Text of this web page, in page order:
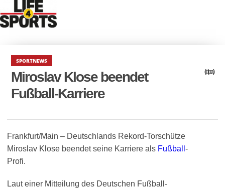
SPORTNEWS
Miroslav Klose beendet
Fußball-Karriere
(dpa)
Frankfurt/Main – Deutschlands Rekord-Torschütze
Miroslav Klose beendet seine Karriere als Fußball -
Profi.
Laut einer Mitteilung des Deutschen Fußball-